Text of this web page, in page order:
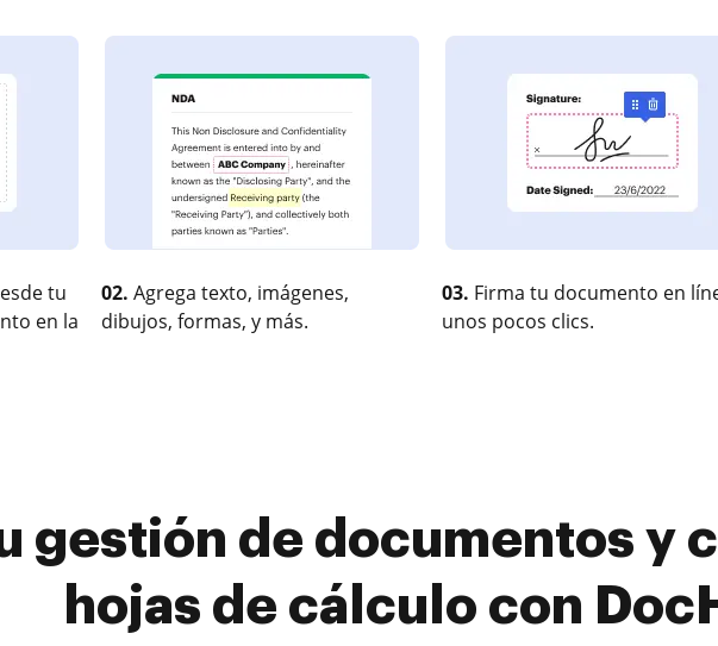
tu
en la
02. Agrega texto, imágenes,
dibujos, formas, y más.
03. Firma tu documento en
unos pocos clics.
gestión de documentos y
hojas de cálculo con